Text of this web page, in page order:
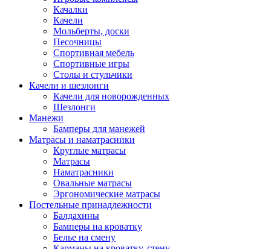
Качалки
Качели
Мольберты, доски
Песочницы
Спортивная мебель
Спортивные игры
Столы и стульчики
Качели и шезлонги
Качели для новорожденных
Шезлонги
Манежи
Бамперы для манежей
Матрасы и наматрасники
Круглые матрасы
Матрасы
Наматрасники
Овальные матрасы
Эргономические матрасы
Постельные принадлежности
Балдахины
Бамперы на кроватку
Белье на смену